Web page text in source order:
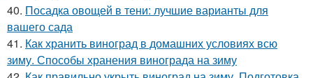
40. Посадка овощей в тени: лучшие варианты для
вашего сада
41. Как хранить виноград в домашних условиях всю
зиму. Способы хранения винограда на зиму